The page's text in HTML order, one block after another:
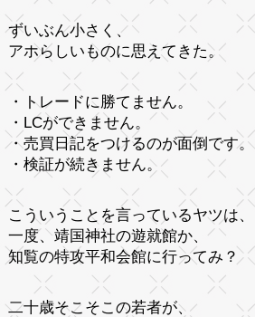
ずいぶん小さく、
アホらしいものに思えてきた。
・トレードに勝てません。
・LCができません。
・売買日記をつけるのが面倒です。
・検証が続きません。
こういうことを言っているヤツは、
一度、靖国神社の遊就館か、
知覧の特攻平和会館に行ってみ？
二十歳そこそこの若者が、